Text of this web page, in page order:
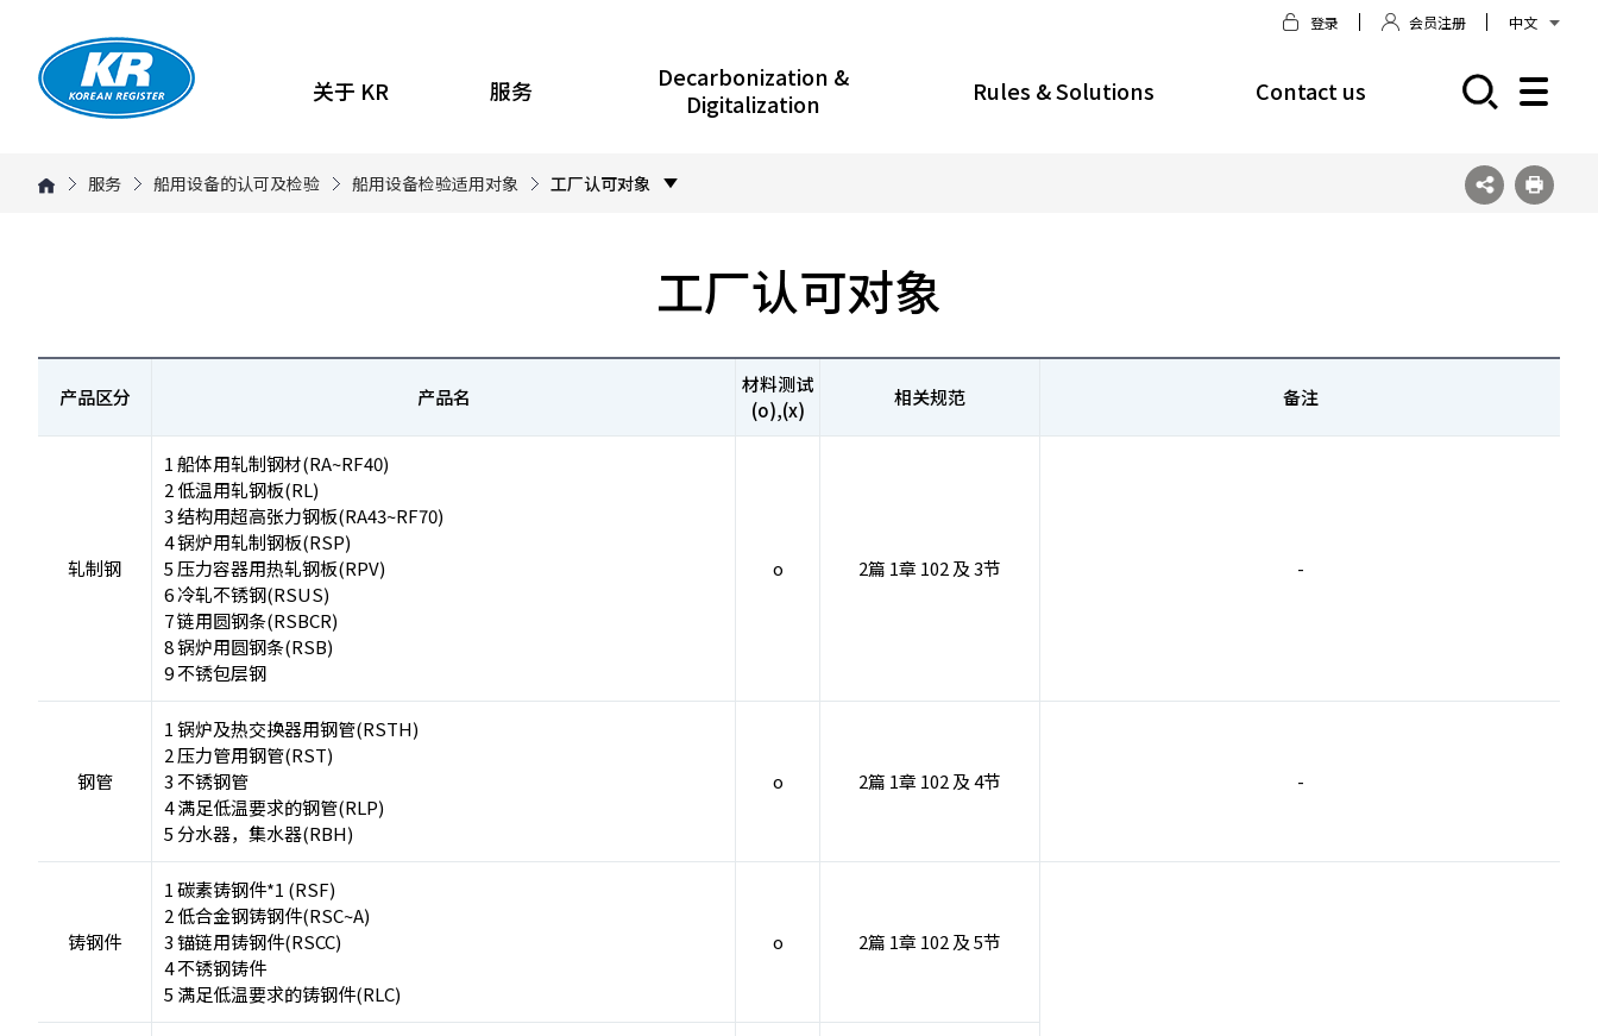
登录 会员注册 中文
关于 KR 服务
Decarbonization &
Digitalization
Rules & Solutions Contact us
服务 船用设备的认可及检验 船用设备检验适用对象 工厂认可对象
工厂认可对象
产品区分 产品名
材料测试
(o),(x)
相关规范 备注
轧制钢
1 船体用轧制钢材(RA~RF40)
2 低温用轧钢板(RL)
3 结构用超高张力钢板(RA43~RF70)
4 锅炉用轧制钢板(RSP)
5 压力容器用热轧钢板(RPV)
6 冷轧不锈钢(RSUS)
7 链用圆钢条(RSBCR)
8 锅炉用圆钢条(RSB)
9 不锈包层钢
o 2篇 1章 102 及 3节 -
钢管
1 锅炉及热交换器用钢管(RSTH)
2 压力管用钢管(RST)
3 不锈钢管
4 满足低温要求的钢管(RLP)
5 分水器，集水器(RBH)
o 2篇 1章 102 及 4节 -
铸钢件
1 碳素铸钢件*1 (RSF)
2 低合金钢铸钢件(RSC~A)
3 锚链用铸钢件(RSCC)
4 不锈钢铸件
5 满足低温要求的铸钢件(RLC)
o 2篇 1章 102 及 5节